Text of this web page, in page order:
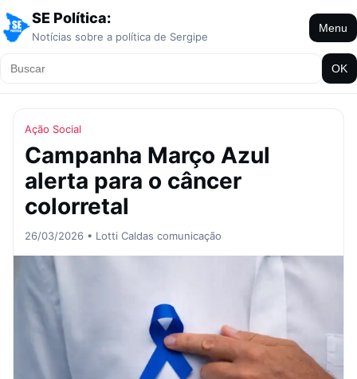
SE Política:
Notícias sobre a política de Sergipe
Menu
OK
Ação Social
Campanha Março Azul
alerta para o câncer
colorretal
26/03/2026 • Lotti Caldas comunicação